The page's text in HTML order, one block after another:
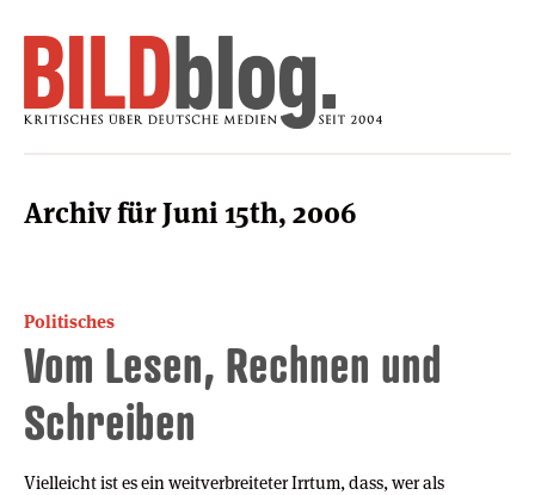
Archiv für Juni 15th, 2006
Politisches
Vom Lesen, Rechnen und
Schreiben
Vielleicht ist es ein weitverbreiteter Irrtum, dass, wer als